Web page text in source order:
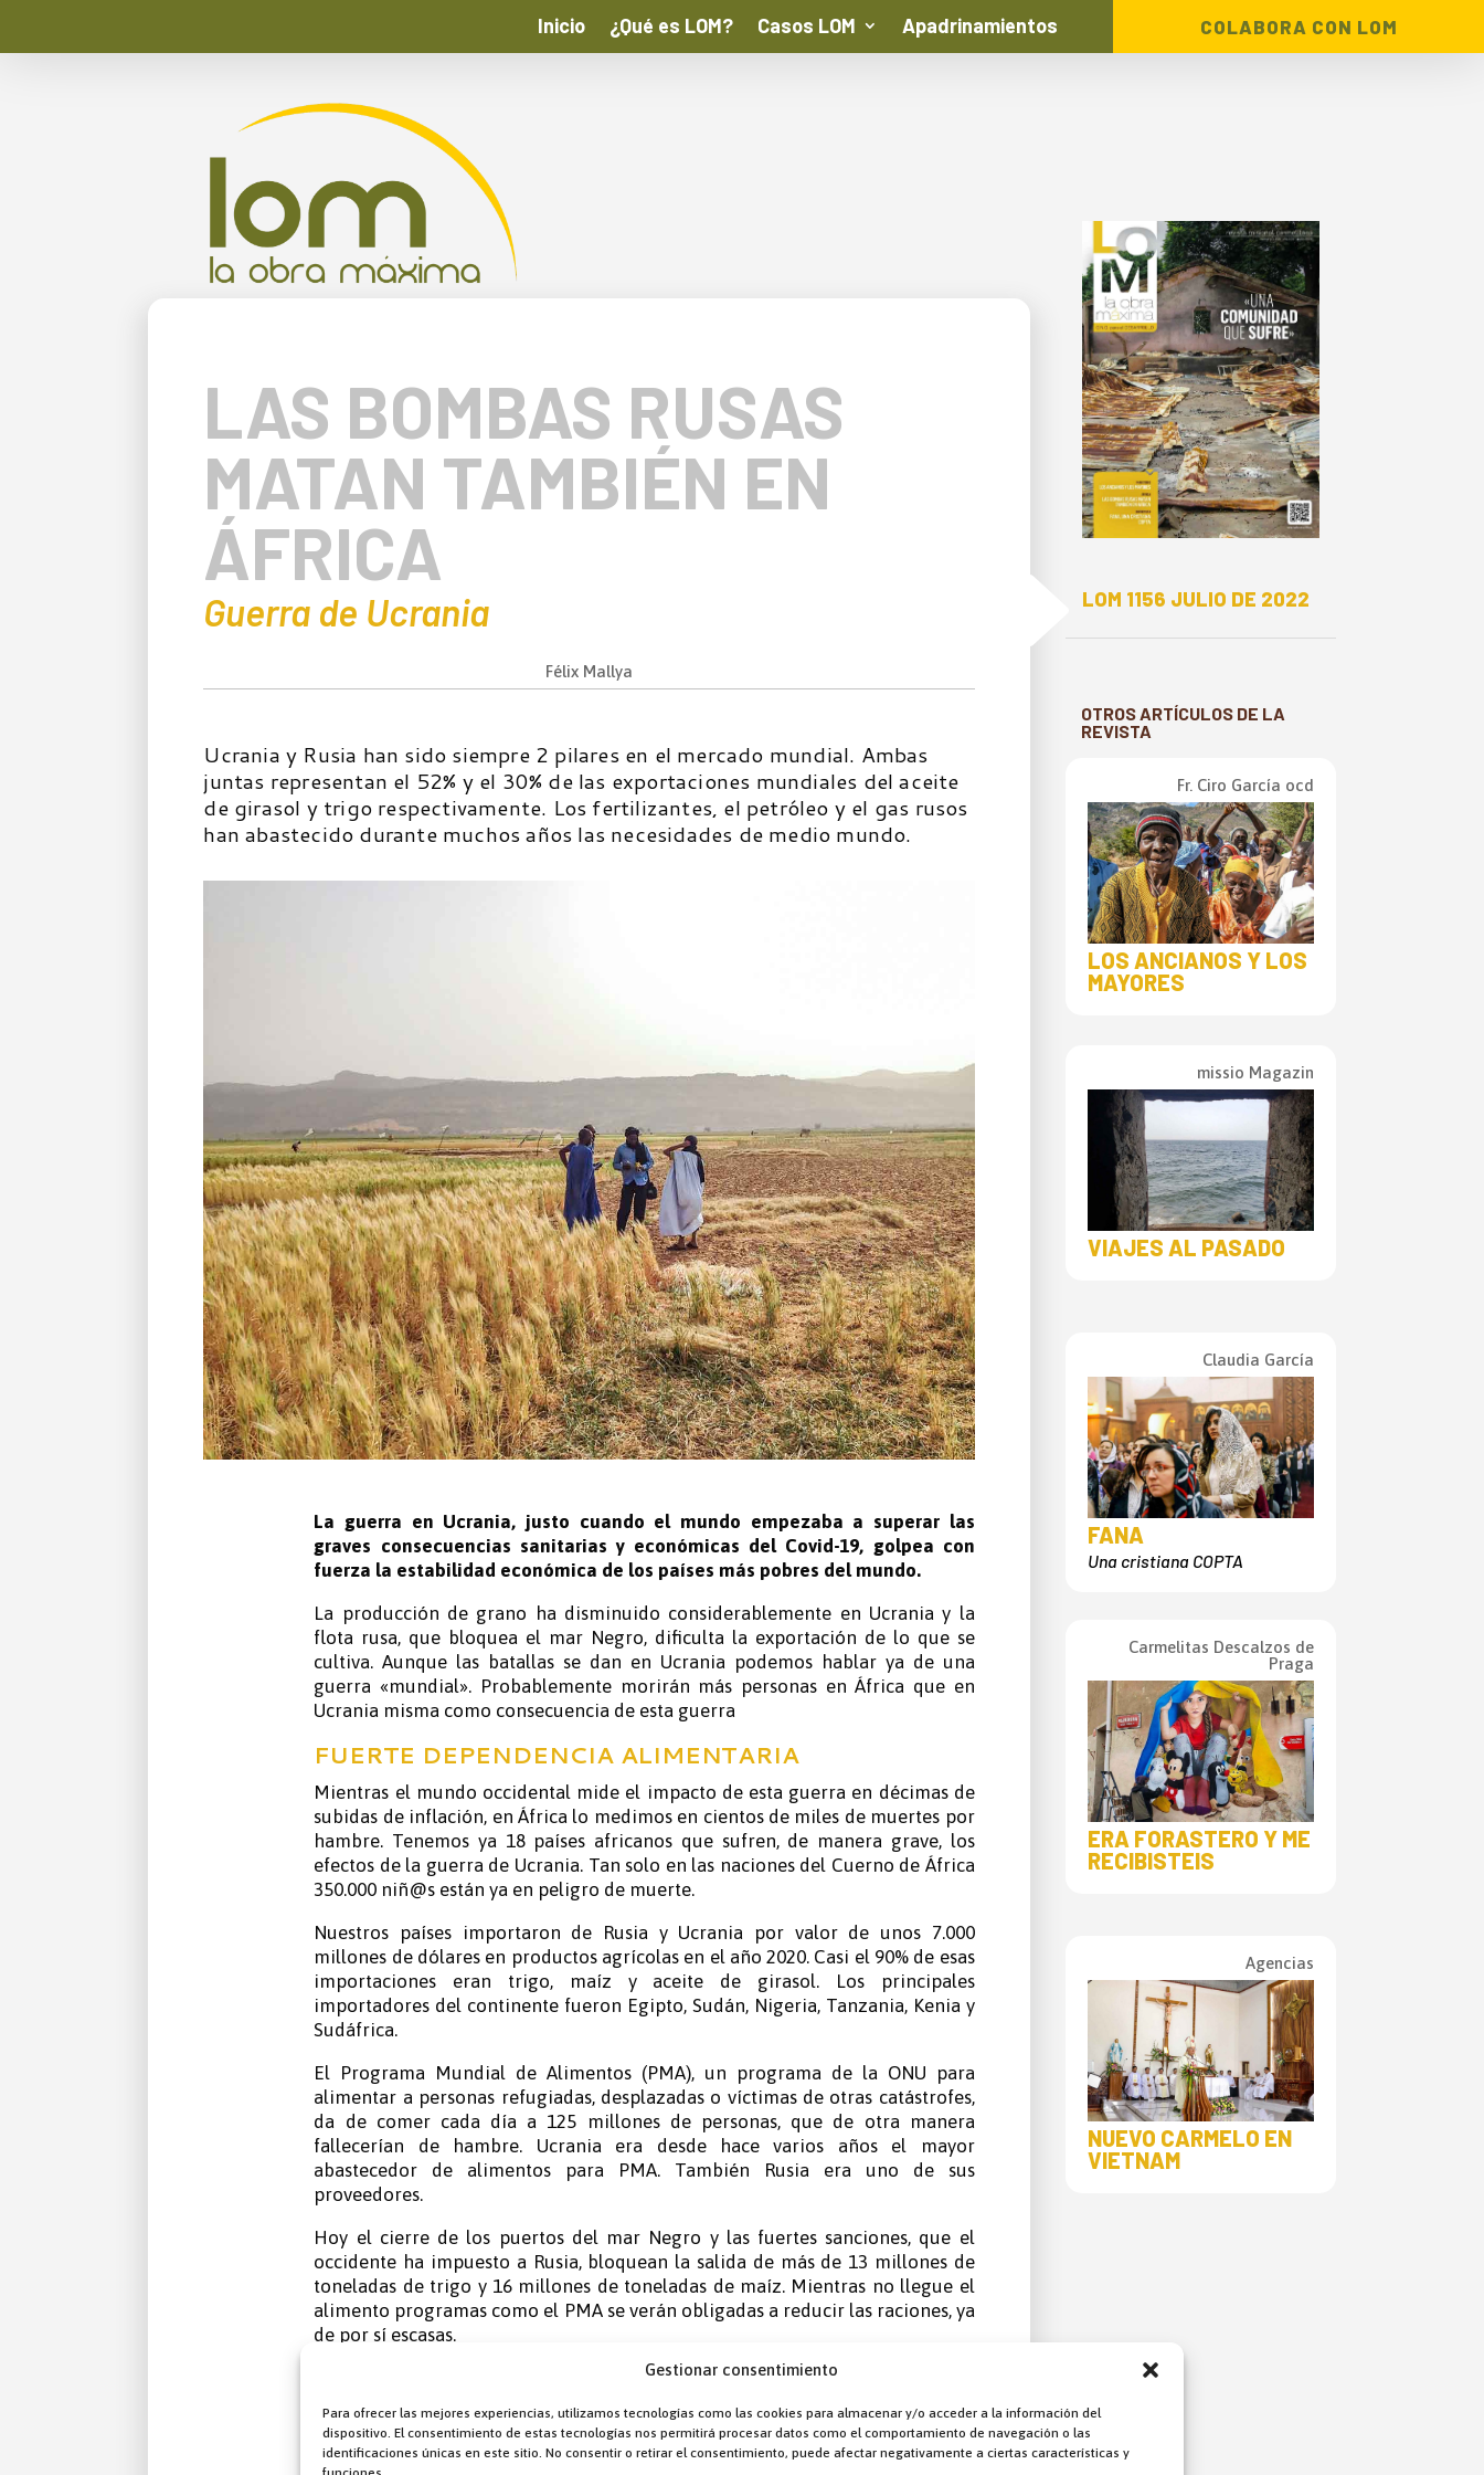
Gestionar consentimiento
Para ofrecer las mejores experiencias, utilizamos tecnologías como las cookies para almacenar y/o acceder a la información del
dispositivo. El consentimiento de estas tecnologías nos permitirá procesar datos como el comportamiento de navegación o las
identificaciones únicas en este sitio. No consentir o retirar el consentimiento, puede afectar negativamente a ciertas características y
Inicio ¿Qué es LOM? Casos LOM Apadrinamientos COLABORA CON LOM
LAS BOMBAS RUSAS
MATAN TAMBIÉN EN
ÁFRICA
Guerra de Ucrania
Félix Mallya
Ucrania y Rusia han sido siempre 2 pilares en el mercado mundial. Ambas
juntas representan el 52% y el 30% de las exportaciones mundiales del aceite
de girasol y trigo respectivamente. Los fertilizantes, el petróleo y el gas rusos
han abastecido durante muchos años las necesidades de medio mundo.
La guerra en Ucrania, justo cuando el mundo empezaba a superar las
graves consecuencias sanitarias y económicas del Covid-19, golpea con
fuerza la estabilidad económica de los países más pobres del mundo.
La producción de grano ha disminuido considerablemente en Ucrania y la
flota rusa, que bloquea el mar Negro, dificulta la exportación de lo que se
cultiva. Aunque las batallas se dan en Ucrania podemos hablar ya de una
guerra «mundial». Probablemente morirán más personas en África que en
Ucrania misma como consecuencia de esta guerra
FUERTE DEPENDENCIA ALIMENTARIA
Mientras el mundo occidental mide el impacto de esta guerra en décimas de
subidas de inflación, en África lo medimos en cientos de miles de muertes por
hambre. Tenemos ya 18 países africanos que sufren, de manera grave, los
efectos de la guerra de Ucrania. Tan solo en las naciones del Cuerno de África
350.000 niñ@s están ya en peligro de muerte.
Nuestros países importaron de Rusia y Ucrania por valor de unos 7.000
millones de dólares en productos agrícolas en el año 2020. Casi el 90% de esas
importaciones eran trigo, maíz y aceite de girasol. Los principales
importadores del continente fueron Egipto, Sudán, Nigeria, Tanzania, Kenia y
Sudáfrica.
El Programa Mundial de Alimentos (PMA), un programa de la ONU para
alimentar a personas refugiadas, desplazadas o víctimas de otras catástrofes,
da de comer cada día a 125 millones de personas, que de otra manera
fallecerían de hambre. Ucrania era desde hace varios años el mayor
abastecedor de alimentos para PMA. También Rusia era uno de sus
proveedores.
Hoy el cierre de los puertos del mar Negro y las fuertes sanciones, que el
occidente ha impuesto a Rusia, bloquean la salida de más de 13 millones de
toneladas de trigo y 16 millones de toneladas de maíz. Mientras no llegue el
alimento programas como el PMA se verán obligadas a reducir las raciones, ya
de por sí escasas.
Casi la mitad de nuestro continente depende de las
ELOM 1156 JULIO DE 2022
OTROS ARTÍCULOS DE LA
REVISTA
Fr. Ciro García ocd
LOS ANCIANOS Y LOS
MAYORES
missio Magazin
VIAJES AL PASADO
Claudia García
FANA
Una cristiana COPTA
Carmelitas Descalzos de
Praga
ERA FORASTERO Y ME
RECIBISTEIS
Agencias
NUEVO CARMELO EN
VIETNAM